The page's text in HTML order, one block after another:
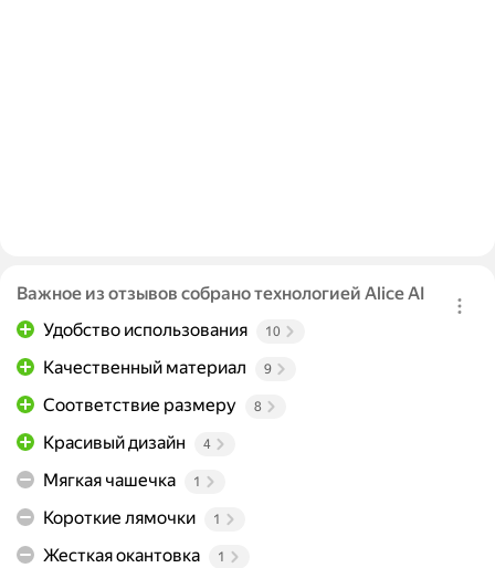
Важное из отзывов собрано технологией Alice AI
Удобство использования
10
Качественный материал 9
Соответствие размеру 8
Красивый дизайн 4
Мягкая чашечка 1
Короткие лямочки 1
Жесткая окантовка 1